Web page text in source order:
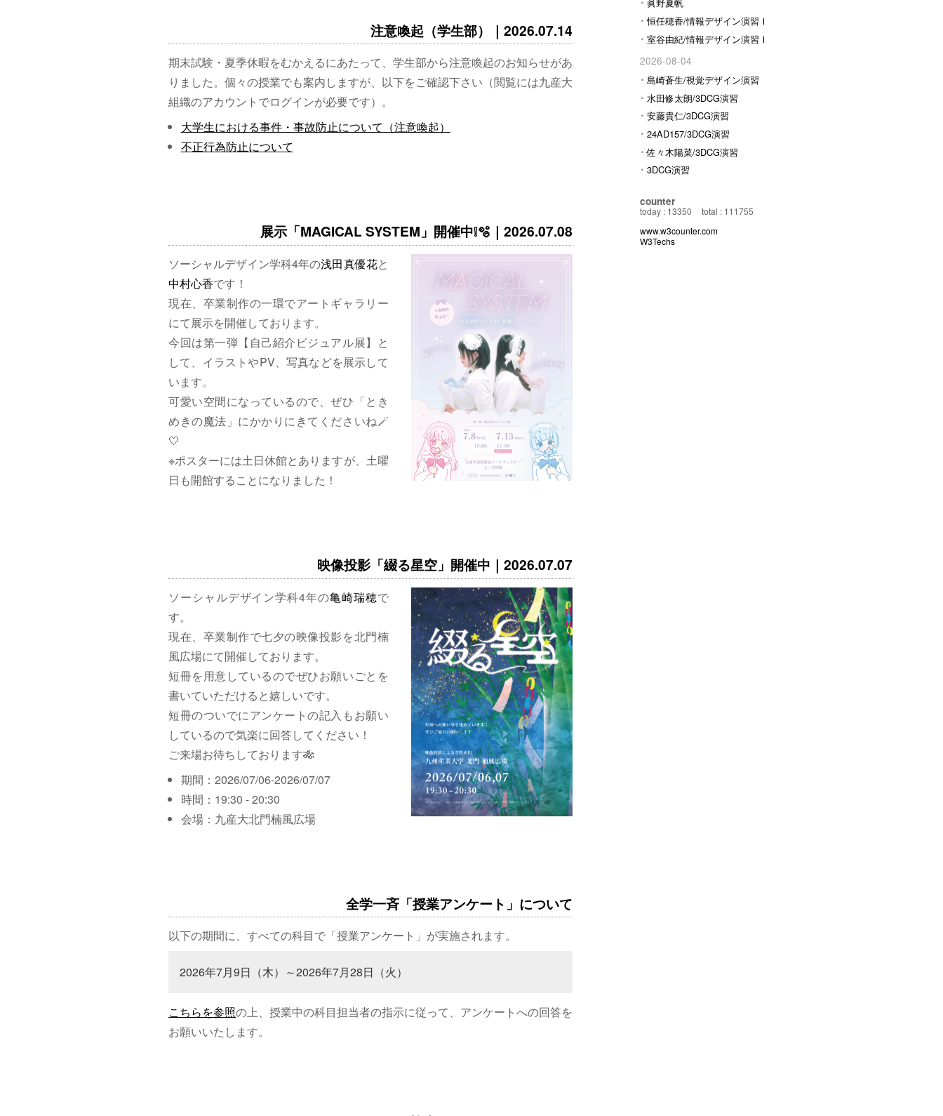
眞野夏帆
恒任穂香/情報デザイン演習Ⅰ
室谷由紀/情報デザイン演習Ⅰ
2026-08-04
島崎蒼生/視覚デザイン演習
水田修太朗/3DCG演習
安藤貴仁/3DCG演習
24AD157/3DCG演習
佐々木陽菜/3DCG演習
3DCG演習
counter
today : 13350
total : 111755
www.w3counter.com
W3Techs
注意喚起（学生部）｜2026.07.14
期末試験・夏季休暇をむかえるにあたって、学生部から注意喚起のお知らせがあ
りました。個々の授業でも案内しますが、以下をご確認下さい（閲覧には九産大
組織のアカウントでログインが必要です）。
大学生における事件・事故防止について（注意喚起）
不正行為防止について
展示「MAGICAL SYSTEM」開催中❕🫧｜2026.07.08
ソーシャルデザイン学科4年の浅田真優花と
中村心香です！
現在、卒業制作の一環でアートギャラリー
にて展示を開催しております。
今回は第一弾【自己紹介ビジュアル展】と
して、イラストやPV、写真などを展示して
います。
可愛い空間になっているので、ぜひ「とき
めきの魔法」にかかりにきてくださいね🪄
🤍
※ポスターには土日休館とありますが、土曜
日も開館することになりました！
映像投影「綴る星空」開催中｜2026.07.07
ソーシャルデザイン学科4年の亀崎瑞穂で
す。
現在、卒業制作で七夕の映像投影を北門楠
風広場にて開催しております。
短冊を用意しているのでぜひお願いごとを
書いていただけると嬉しいです。
短冊のついでにアンケートの記入もお願い
しているので気楽に回答してください！
ご来場お待ちしております🎋
期間：2026/07/06-2026/07/07
時間：19:30 - 20:30
会場：九産大北門楠風広場
全学一斉「授業アンケート」について
以下の期間に、すべての科目で「授業アンケート」が実施されます。
2026年7月9日（木）～2026年7月28日（火）
こちらを参照の上、授業中の科目担当者の指示に従って、アンケートへの回答を
お願いいたします。